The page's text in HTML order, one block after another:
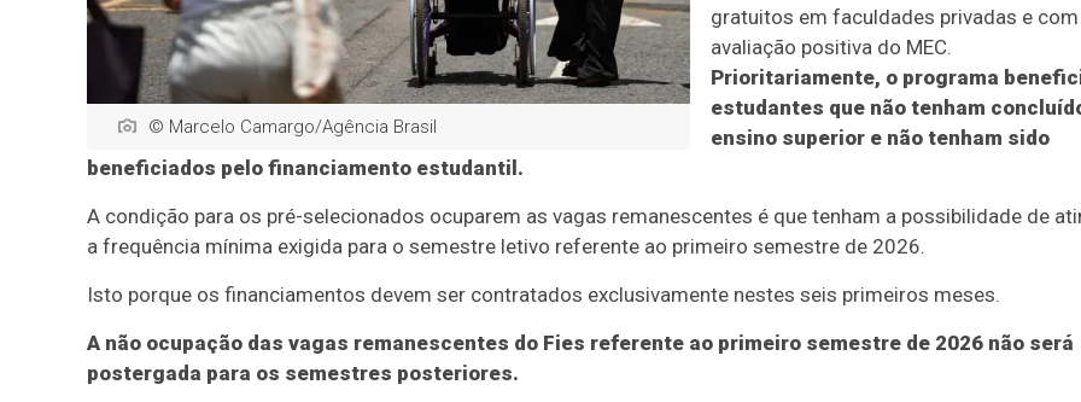
© Marcelo Camargo/Agência Brasil
gratuitos em faculdades privadas e com
avaliação positiva do MEC.
Prioritariamente, o programa
estudantes que não tenham
ensino superior e não tenham sido
beneficiados pelo financiamento estudantil.
A condição para os pré-selecionados ocuparem as vagas remanescentes é que tenham a possibilidade de
a frequência mínima exigida para o semestre letivo referente ao primeiro semestre de 2026.
Isto porque os financiamentos devem ser contratados exclusivamente nestes seis primeiros meses.
A não ocupação das vagas remanescentes do Fies referente ao primeiro semestre de 2026 não será
postergada para os semestres posteriores.